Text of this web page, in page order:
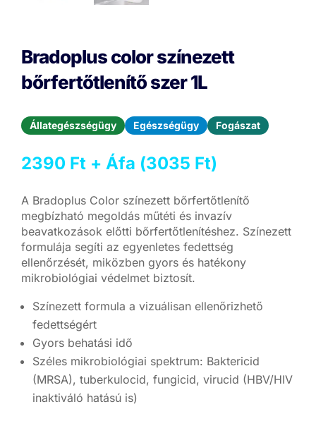
Bradoplus color színezett
bőrfertőtlenítő szer 1L
Állategészségügy Egészségügy Fogászat
2390 Ft + Áfa (3035 Ft)
A Bradoplus Color színezett bőrfertőtlenítő
megbízható megoldás műtéti és invazív
beavatkozások előtti bőrfertőtlenítéshez. Színezett
formulája segíti az egyenletes fedettség
ellenőrzését, miközben gyors és hatékony
mikrobiológiai védelmet biztosít.
Színezett formula a vizuálisan ellenőrizhető
fedettségért
Gyors behatási idő
Széles mikrobiológiai spektrum: Baktericid
(MRSA), tuberkulocid, fungicid, virucid (HBV/HIV
inaktiváló hatású is)